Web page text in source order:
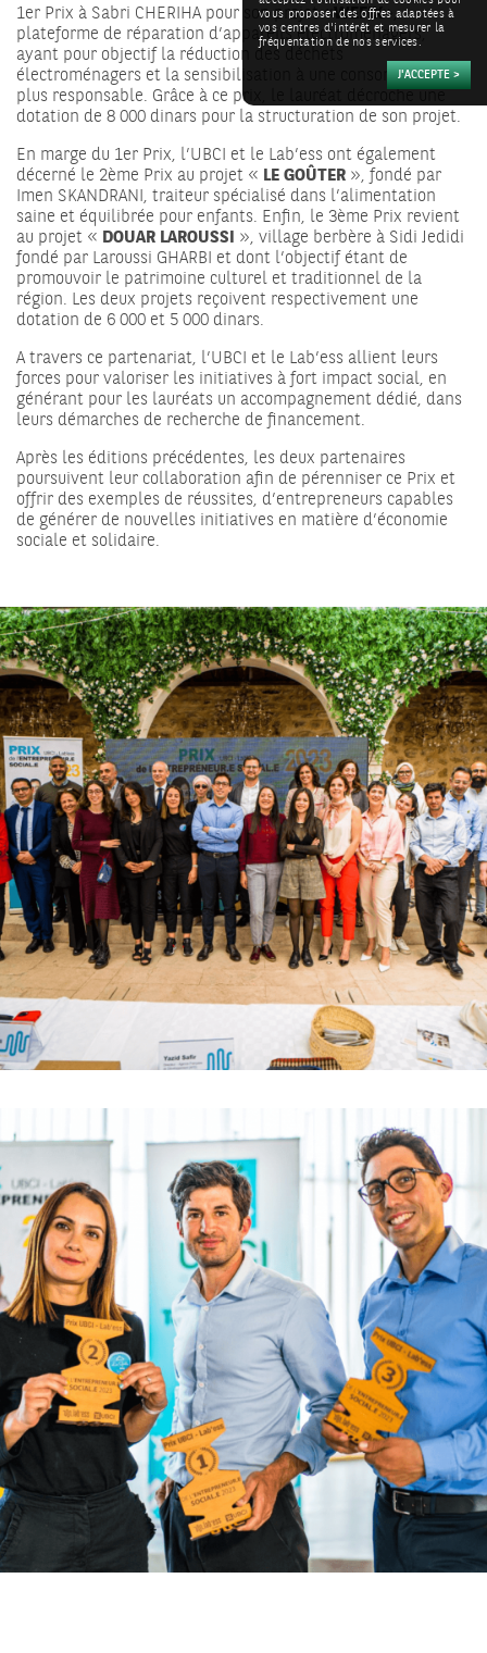
1er Prix à Sabri CHERIHA pour son projet «WEFIX»,
plateforme de réparation d’appareils électroménagers,
ayant pour objectif la réduction des déchets
électroménagers et la sensibilisation à une consommation
plus responsable. Grâce à ce prix, le lauréat décroche une
dotation de 8 000 dinars pour la structuration de son projet.
En marge du 1er Prix, l’UBCI et le Lab’ess ont également
décerné le 2ème Prix au projet « LE GOÛTER », fondé par
Imen SKANDRANI, traiteur spécialisé dans l’alimentation
saine et équilibrée pour enfants. Enfin, le 3ème Prix revient
au projet « DOUAR LAROUSSI », village berbère à Sidi Jedidi
fondé par Laroussi GHARBI et dont l’objectif étant de
promouvoir le patrimoine culturel et traditionnel de la
région. Les deux projets reçoivent respectivement une
dotation de 6 000 et 5 000 dinars.
A travers ce partenariat, l’UBCI et le Lab’ess allient leurs
forces pour valoriser les initiatives à fort impact social, en
générant pour les lauréats un accompagnement dédié, dans
leurs démarches de recherche de financement.
Après les éditions précédentes, les deux partenaires
poursuivent leur collaboration afin de pérenniser ce Prix et
offrir des exemples de réussites, d’entrepreneurs capables
de générer de nouvelles initiatives en matière d’économie
sociale et solidaire.
vous proposer des offres adaptées à
vos centres d'intérêt et mesurer la
fréquentation de nos services.